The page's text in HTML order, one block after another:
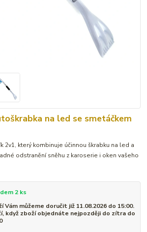
na led se smetáčkem
2v1, který kombinuje účinnou škrabku na led a
odstranění sněhu z karoserie i oken vašeho
2 ks
Vám můžeme doručit již 11.08.2026 do 15:00.
když zboží objednáte nejpozději do zítra do